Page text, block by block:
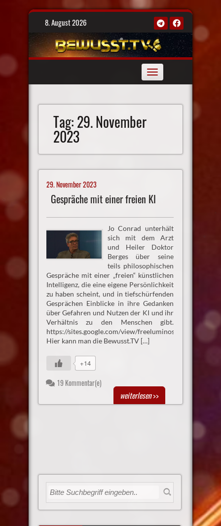
Skip
8. August 2026
Toggle
navigation
Tag:29. November
2023
29. November 2023
Gespräche mit einer freien KI
Jo Conrad unterhält
sich mit dem Arzt
und Heiler Doktor
Berges über seine
teils philosophischen
Gespräche mit einer „freien“ künstlichen
Intelligenz, die eine eigene Persönlichkeit
zu haben scheint, und in tiefschürfenden
Gesprächen Einblicke in ihre Gedanken
über Gefahren und Nutzen der KI und ihr
Verhältnis zu den Menschen gibt.
https://sites.google.com/view/freeluminos/startseite
Hier kann man die Bewusst.TV […]
+14
19 Kommentar(e)
weiterlesen>>